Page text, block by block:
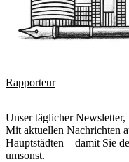
Rapporteur
Unser täglicher
Mit aktuellen Nachrichten
Hauptstädten – damit Sie
umsonst.